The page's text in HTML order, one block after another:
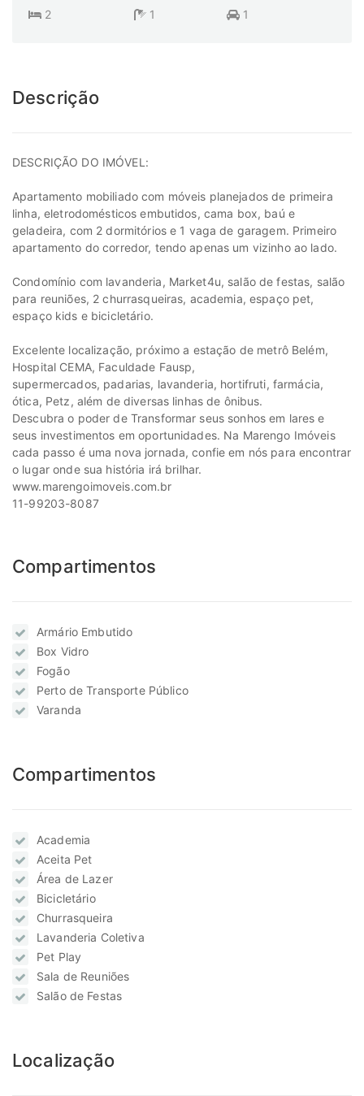
2 1 1
Descrição
DESCRIÇÃO DO IMÓVEL:
Apartamento mobiliado com móveis planejados de primeira
linha, eletrodomésticos embutidos, cama box, baú e
geladeira, com 2 dormitórios e 1 vaga de garagem. Primeiro
apartamento do corredor, tendo apenas um vizinho ao lado.
Condomínio com lavanderia, Market4u, salão de festas, salão
para reuniões, 2 churrasqueiras, academia, espaço pet,
espaço kids e bicicletário.
Excelente localização, próximo a estação de metrô Belém,
Hospital CEMA, Faculdade Fausp,
supermercados, padarias, lavanderia, hortifruti, farmácia,
ótica, Petz, além de diversas linhas de ônibus.
Descubra o poder de Transformar seus sonhos em lares e
seus investimentos em oportunidades. Na Marengo Imóveis
cada passo é uma nova jornada, confie em nós para encontrar
o lugar onde sua história irá brilhar.
www.marengoimoveis.com.br
11-99203-8087
Compartimentos
Armário Embutido
Box Vidro
Fogão
Perto de Transporte Público
Varanda
Compartimentos
Academia
Aceita Pet
Área de Lazer
Bicicletário
Churrasqueira
Lavanderia Coletiva
Pet Play
Sala de Reuniões
Salão de Festas
Localização